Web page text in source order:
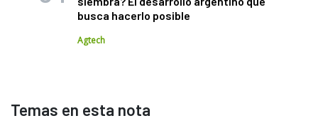
busca hacerlo posible
Agtech
Temas en esta nota